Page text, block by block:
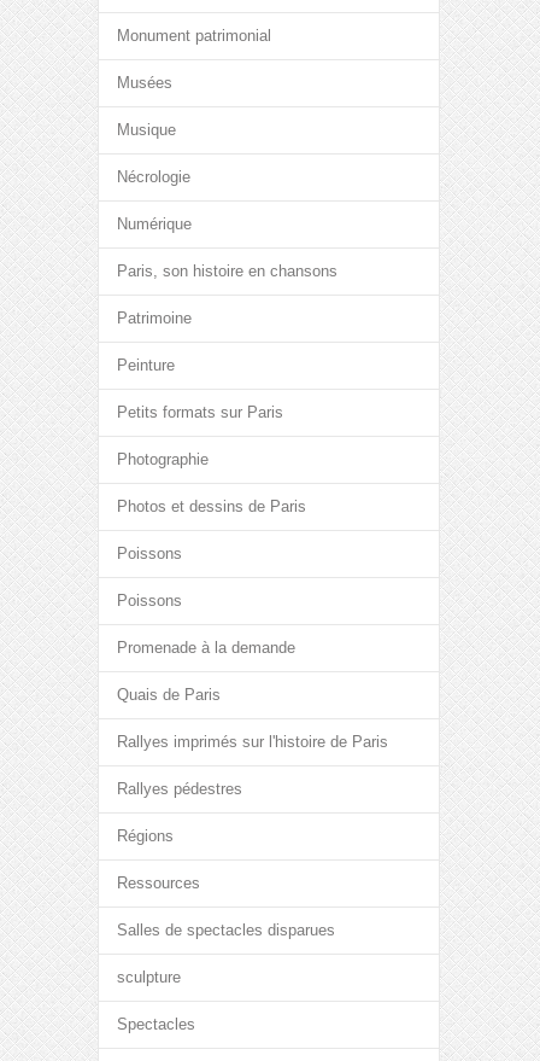
Monument patrimonial
Musées
Musique
Nécrologie
Numérique
Paris, son histoire en chansons
Patrimoine
Peinture
Petits formats sur Paris
Photographie
Photos et dessins de Paris
Poissons
Poissons
Promenade à la demande
Quais de Paris
Rallyes imprimés sur l'histoire de Paris
Rallyes pédestres
Régions
Ressources
Salles de spectacles disparues
sculpture
Spectacles